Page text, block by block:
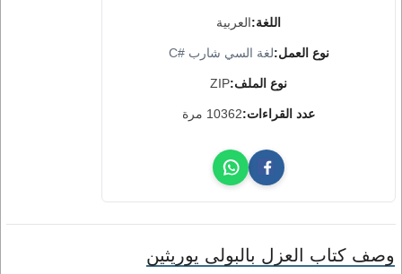
اللغة:العربية
نوع العمل:لغة السي شارب #C
نوع الملف:ZIP
عدد القراءات:10362 مرة
وصف كتاب العزل بالبولى يوريثين